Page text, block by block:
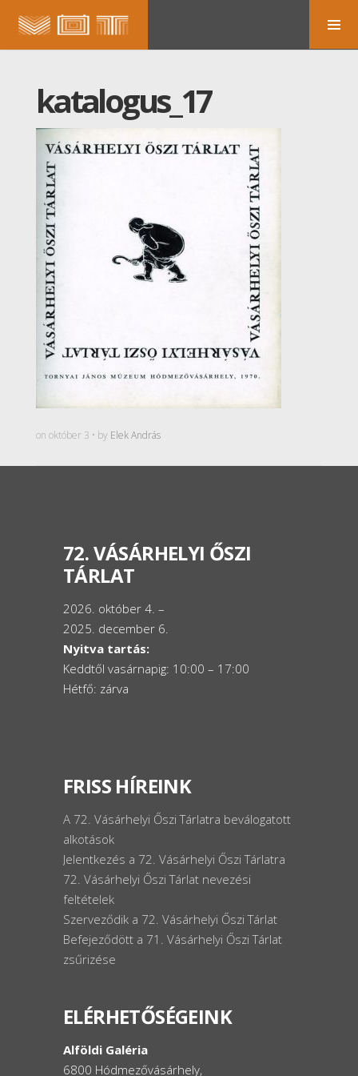
katalogus_17
on október 3 • by Elek András
72. VÁSÁRHELYI ŐSZI
TÁRLAT
2026. október 4. –
2025. december 6.
Nyitva tartás:
Keddtől vasárnapig: 10:00 – 17:00
Hétfő: zárva
FRISS HÍREINK
A 72. Vásárhelyi Őszi Tárlatra beválogatott
alkotások
Jelentkezés a 72. Vásárhelyi Őszi Tárlatra
72. Vásárhelyi Őszi Tárlat nevezési
feltételek
Szerveződik a 72. Vásárhelyi Őszi Tárlat
Befejeződött a 71. Vásárhelyi Őszi Tárlat
zsűrizése
ELÉRHETŐSÉGEINK
Alföldi Galéria
6800 Hódmezővásárhely,